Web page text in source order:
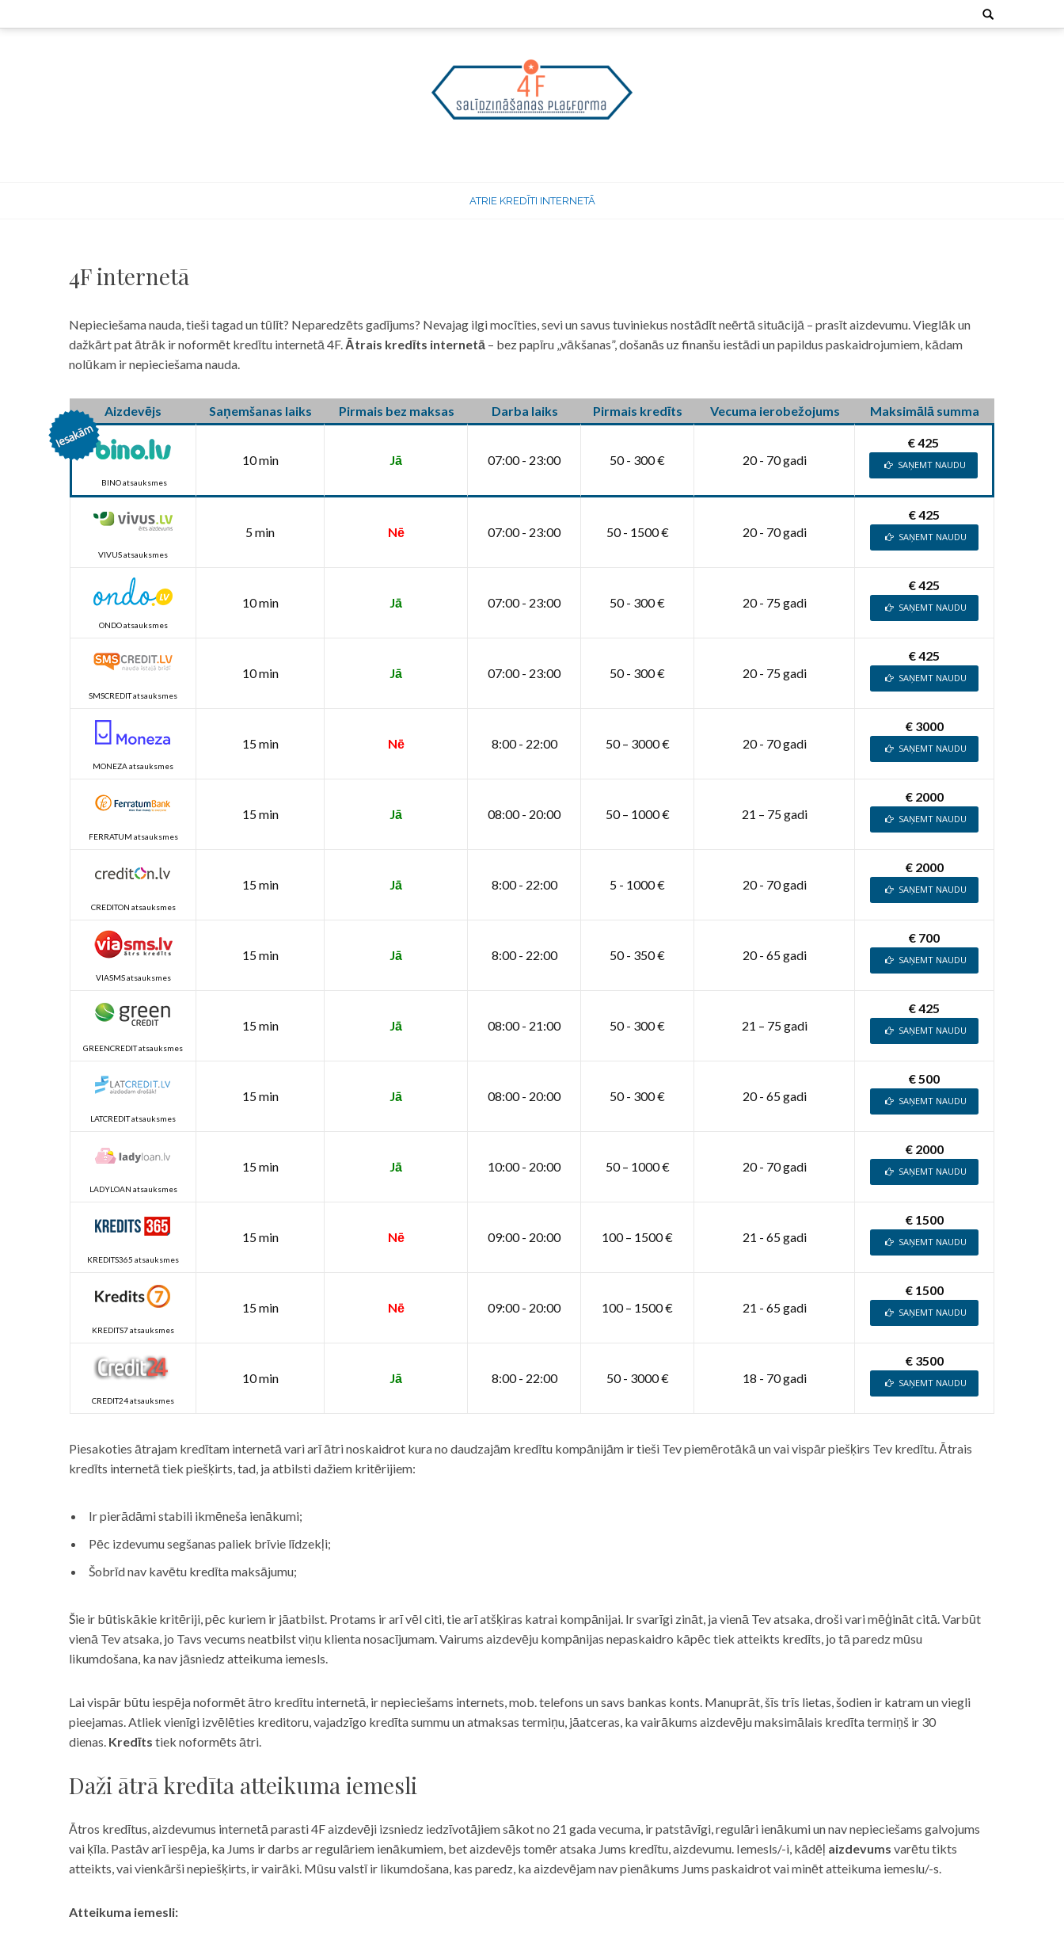
to
Search
for:
ATRIE KREDĪTI INTERNETĀ
4F internetā
Nepieciešama nauda, tieši tagad un tūlīt? Neparedzēts gadījums? Nevajag ilgi mocīties, sevi un savus tuviniekus nostādīt neērtā situācijā – prasīt aizdevumu. Vieglāk un
dažkārt pat ātrāk ir noformēt kredītu internetā 4F. Ātrais kredīts internetā – bez papīru „vākšanas”, došanās uz finanšu iestādi un papildus paskaidrojumiem, kādam
nolūkam ir nepieciešama nauda.
Aizdevējs Saņemšanas laiks Pirmais bez maksas Darba laiks Pirmais kredīts Vecuma ierobežojums Maksimālā summa
BINO atsauksmes
10 min Jā 07:00 - 23:00 50 - 300 € 20 - 70 gadi
€ 425
SAŅEMT NAUDU
VIVUS atsauksmes
5 min Nē 07:00 - 23:00 50 - 1500 € 20 - 70 gadi
€ 425
SAŅEMT NAUDU
ONDO atsauksmes
10 min Jā 07:00 - 23:00 50 - 300 € 20 - 75 gadi
€ 425
SAŅEMT NAUDU
SMSCREDIT atsauksmes
10 min Jā 07:00 - 23:00 50 - 300 € 20 - 75 gadi
€ 425
SAŅEMT NAUDU
MONEZA atsauksmes
15 min Nē 8:00 - 22:00 50 – 3000 € 20 - 70 gadi
€ 3000
SAŅEMT NAUDU
FERRATUM atsauksmes
15 min Jā 08:00 - 20:00 50 – 1000 € 21 – 75 gadi
€ 2000
SAŅEMT NAUDU
CREDITON atsauksmes
15 min Jā 8:00 - 22:00 5 - 1000 € 20 - 70 gadi
€ 2000
SAŅEMT NAUDU
VIASMS atsauksmes
15 min Jā 8:00 - 22:00 50 - 350 € 20 - 65 gadi
€ 700
SAŅEMT NAUDU
GREENCREDIT atsauksmes
15 min Jā 08:00 - 21:00 50 - 300 € 21 – 75 gadi
€ 425
SAŅEMT NAUDU
LATCREDIT atsauksmes
15 min Jā 08:00 - 20:00 50 - 300 € 20 - 65 gadi
€ 500
SAŅEMT NAUDU
LADYLOAN atsauksmes
15 min Jā 10:00 - 20:00 50 – 1000 € 20 - 70 gadi
€ 2000
SAŅEMT NAUDU
KREDITS365 atsauksmes
15 min Nē 09:00 - 20:00 100 – 1500 € 21 - 65 gadi
€ 1500
SAŅEMT NAUDU
KREDITS7 atsauksmes
15 min Nē 09:00 - 20:00 100 – 1500 € 21 - 65 gadi
€ 1500
SAŅEMT NAUDU
CREDIT24 atsauksmes
10 min Jā 8:00 - 22:00 50 - 3000 € 18 - 70 gadi
€ 3500
SAŅEMT NAUDU
Piesakoties ātrajam kredītam internetā vari arī ātri noskaidrot kura no daudzajām kredītu kompānijām ir tieši Tev piemērotākā un vai vispār piešķirs Tev kredītu. Ātrais
kredīts internetā tiek piešķirts, tad, ja atbilsti dažiem kritērijiem:
Ir pierādāmi stabili ikmēneša ienākumi;
Pēc izdevumu segšanas paliek brīvie līdzekļi;
Šobrīd nav kavētu kredīta maksājumu;
Šie ir būtiskākie kritēriji, pēc kuriem ir jāatbilst. Protams ir arī vēl citi, tie arī atšķiras katrai kompānijai. Ir svarīgi zināt, ja vienā Tev atsaka, droši vari mēģināt citā. Varbūt
vienā Tev atsaka, jo Tavs vecums neatbilst viņu klienta nosacījumam. Vairums aizdevēju kompānijas nepaskaidro kāpēc tiek atteikts kredīts, jo tā paredz mūsu
likumdošana, ka nav jāsniedz atteikuma iemesls.
Lai vispār būtu iespēja noformēt ātro kredītu internetā, ir nepieciešams internets, mob. telefons un savs bankas konts. Manuprāt, šīs trīs lietas, šodien ir katram un viegli
pieejamas. Atliek vienīgi izvēlēties kreditoru, vajadzīgo kredīta summu un atmaksas termiņu, jāatceras, ka vairākums aizdevēju maksimālais kredīta termiņš ir 30
dienas. Kredīts tiek noformēts ātri.
Daži ātrā kredīta atteikuma iemesli
Ātros kredītus, aizdevumus internetā parasti 4F aizdevēji izsniedz iedzīvotājiem sākot no 21 gada vecuma, ir patstāvīgi, regulāri ienākumi un nav nepieciešams galvojums
vai ķīla. Pastāv arī iespēja, ka Jums ir darbs ar regulāriem ienākumiem, bet aizdevējs tomēr atsaka Jums kredītu, aizdevumu. Iemesls/-i, kādēļ aizdevums varētu tikts
atteikts, vai vienkārši nepiešķirts, ir vairāki. Mūsu valstī ir likumdošana, kas paredz, ka aizdevējam nav pienākums Jums paskaidrot vai minēt atteikuma iemeslu/-s.
Atteikuma iemesli: